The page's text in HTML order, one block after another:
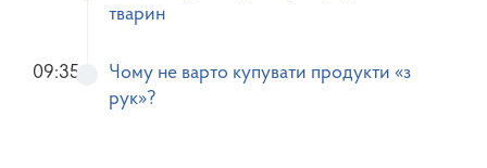
тварин
Чому не варто купувати продукти «з
рук»?
09:35